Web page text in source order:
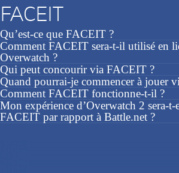
FACEIT
Qu’est-ce que FACEIT ?
Comment FACEIT sera-t-il utilisé en
Overwatch ?
Qui peut concourir via FACEIT ?
Quand pourrai-je commencer à jouer
Comment FACEIT fonctionne-t-il ?
Mon expérience d’Overwatch 2 sera-
FACEIT par rapport à Battle.net ?